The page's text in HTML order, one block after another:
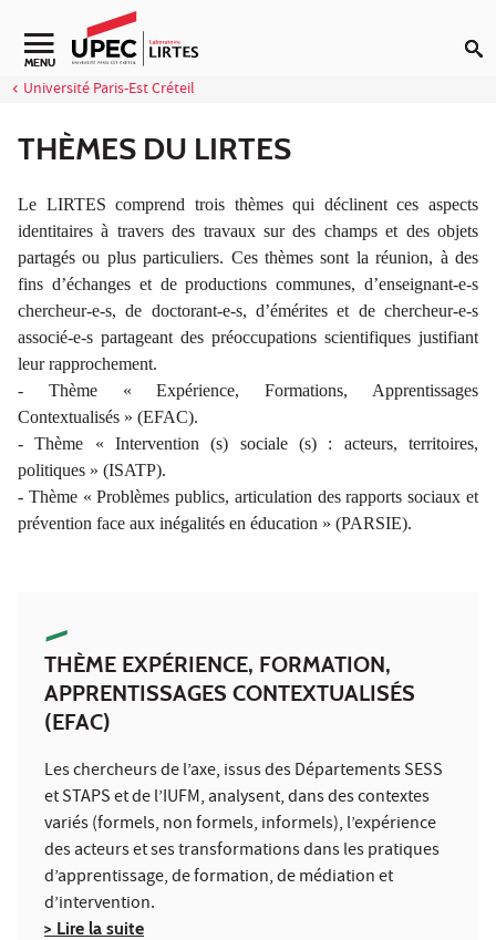
Aller au contenu
Navigation secondaire
MENU
Université Paris-Est Créteil
THÈMES DU LIRTES
Le LIRTES comprend trois thèmes qui déclinent ces aspects
identitaires à travers des travaux sur des champs et des objets
partagés ou plus particuliers. Ces thèmes sont la réunion, à des
fins d’échanges et de productions communes, d’enseignant-e-s
chercheur-e-s, de doctorant-e-s, d’émérites et de chercheur-e-s
associé-e-s partageant des préoccupations scientifiques justifiant
leur rapprochement.
- Thème « Expérience, Formations, Apprentissages
Contextualisés » (EFAC).
- Thème « Intervention (s) sociale (s) : acteurs, territoires,
politiques » (ISATP).
- Thème « Problèmes publics, articulation des rapports sociaux et
prévention face aux inégalités en éducation » (PARSIE).
THÈME EXPÉRIENCE, FORMATION,
APPRENTISSAGES CONTEXTUALISÉS
(EFAC)
Les chercheurs de l’axe, issus des Départements SESS
et STAPS et de l’IUFM, analysent, dans des contextes
variés (formels, non formels, informels), l’expérience
des acteurs et ses transformations dans les pratiques
d’apprentissage, de formation, de médiation et
d’intervention.
> Lire la suite